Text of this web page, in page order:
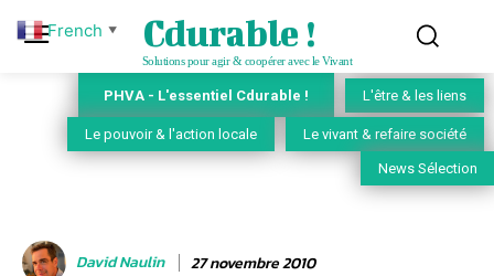
Cdurable !
Solutions pour agir & coopérer avec le Vivant
PHVA - L'essentiel Cdurable ! L'être & les liens
Le pouvoir & l'action locale Le vivant & refaire société
News Sélection
David Naulin 27 novembre 2010
French ▼